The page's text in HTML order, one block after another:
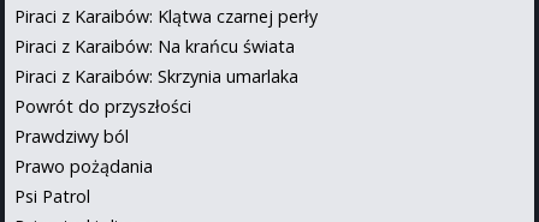
Piraci z Karaibów: Klątwa czarnej perły
Piraci z Karaibów: Na krańcu świata
Piraci z Karaibów: Skrzynia umarlaka
Powrót do przyszłości
Prawdziwy ból
Prawo pożądania
Psi Patrol